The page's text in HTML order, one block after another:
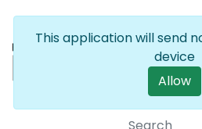
This application will send
device
Allow